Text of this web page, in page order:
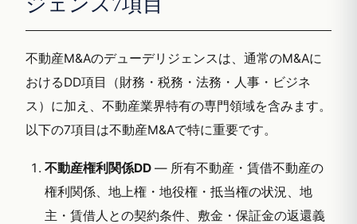
不動産M&Aのデューデリジェンスは、通常のM&Aに
おけるDD項目（財務・税務・法務・人事・ビジネ
ス）に加え、不動産業界特有の専門領域を含みます。
以下の7項目は不動産M&Aで特に重要です。
不動産権利関係DD — 所有不動産・賃借不動産の
権利関係、地上権・地役権・抵当権の状況、地
主・賃借人との契約条件、敷金・保証金の返還義